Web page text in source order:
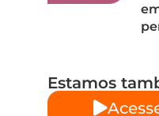
Estamos